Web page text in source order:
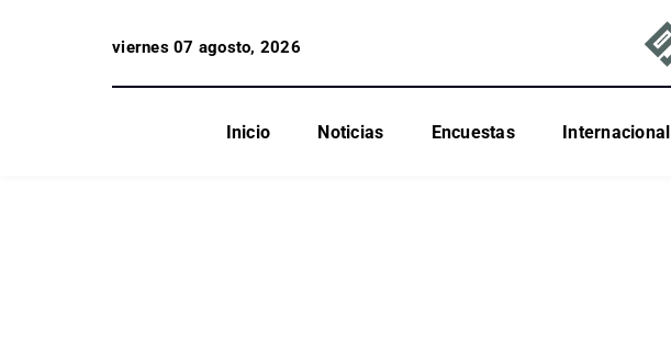
viernes 07 agosto, 2026
Inicio Noticias Encuestas Internacional